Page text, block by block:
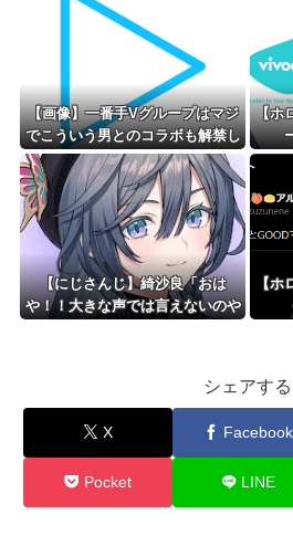
【画像】一番手Vグループはマジ
でこういう男とのコラボも解禁し
たほうがいいよ
【ホ
【にじさんじ】綺沙良「おは
や！！大きな声では言えないのや
【
シェアする
X Facebook
Pocket LINE